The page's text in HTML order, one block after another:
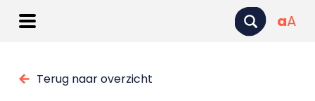
aA
Terug naar overzicht